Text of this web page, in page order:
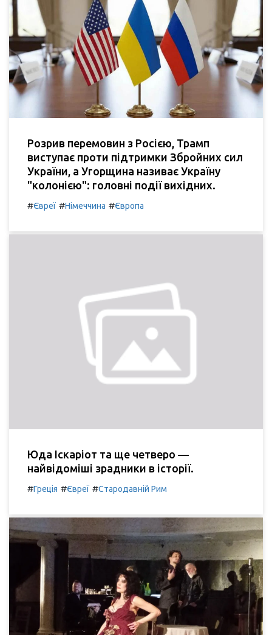
Розрив перемовин з Росією, Трамп
виступає проти підтримки Збройних сил
України, а Угорщина називає Україну
"колонією": головні події вихідних.
#Євреї #Німеччина #Європа
Юда Іскаріот та ще четверо —
найвідоміші зрадники в історії.
#Греція #Євреї #Стародавній Рим